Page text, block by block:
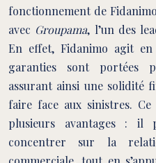
fonctionnement de
avec Groupama, l’un des
En effet, Fidanimo agit
garanties sont portées
assurant ainsi une solidité
faire face aux sinistres.
plusieurs avantages : il
concentrer sur la